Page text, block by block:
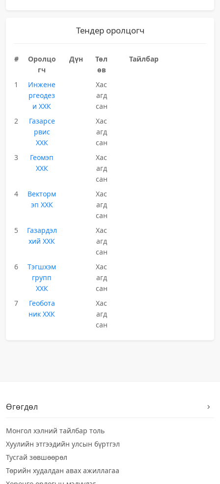
Тендер оролцогч
#
Оролцо
гч
Дүн
Төл
өв
Тайлбар
1
Инжене
ргеодез
и ХХК
Хас
агд
сан
2
Газарсе
рвис
ХХК
Хас
агд
сан
3
Геомэп
ХХК
Хас
агд
сан
4
Векторм
эп ХХК
Хас
агд
сан
5
Газардэл
хий ХХК
Хас
агд
сан
6
Тэгшхэм
групп
ХХК
Хас
агд
сан
7
Геобота
ник ХХК
Хас
агд
сан
Өгөгдөл
Монгол хэлний тайлбар толь
Хуулийн этгээдийн улсын бүртгэл
Тусгай зөвшөөрөл
Төрийн худалдан авах ажиллагаа